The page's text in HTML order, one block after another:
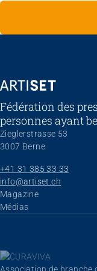
ARTISET
Fédération des
personnes ayant
Zieglerstrasse 53
3007 Berne
+41 31 385 33 33
info@artiset.ch
Aller au contenu
Magazine
Médias
Association de branche